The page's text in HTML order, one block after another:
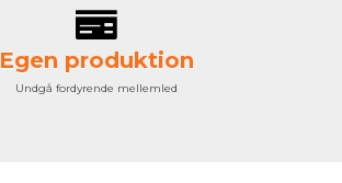
Egen produktion
Undgå fordyrende mellemled